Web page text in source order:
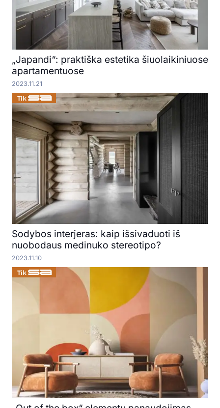
„Japandi“: praktiška estetika šiuolaikiniuose
apartamentuose
2023.11.21
Sodybos interjeras: kaip išsivaduoti iš
nuobodaus medinuko stereotipo?
2023.11.10